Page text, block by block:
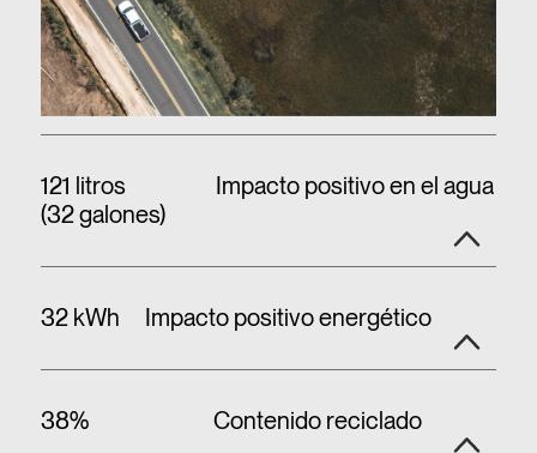
121 litros
(32 galones)
Impacto positivo en el agua
32 kWh Impacto positivo energético
38% Contenido reciclado